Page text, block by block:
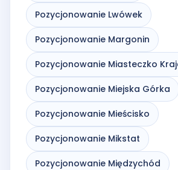
Pozycjonowanie Lwówek
Pozycjonowanie Margonin
Pozycjonowanie Miasteczko
Pozycjonowanie Miejska Górka
Pozycjonowanie Mieścisko
Pozycjonowanie Mikstat
Pozycjonowanie Międzychód